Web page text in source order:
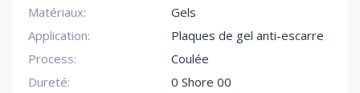
Matériaux:
Gels
Application:
Plaques de gel anti-escarre
Process:
Coulée
Dureté:
0 Shore 00